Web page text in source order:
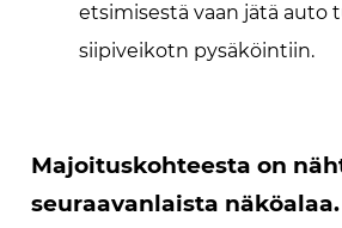
etsimisestä vaan jätä auto
siipiveikotn pysäköintiin.
Majoituskohteesta on
seuraavanlaista näköalaa.